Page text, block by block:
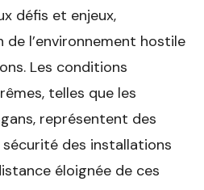
défis et enjeux,
l’environnement hostile
Les conditions
telles que les
représentent des
des installations
éloignée de ces